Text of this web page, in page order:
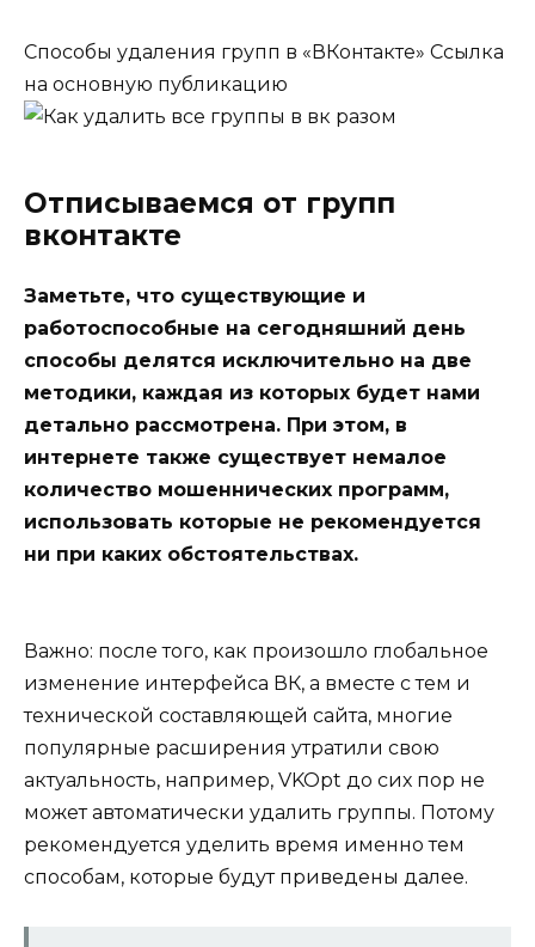
Способы удаления групп в «ВКонтакте» Ссылка
на основную публикацию
Отписываемся от групп
вконтакте
Заметьте, что существующие и
работоспособные на сегодняшний день
способы делятся исключительно на две
методики, каждая из которых будет нами
детально рассмотрена. При этом, в
интернете также существует немалое
количество мошеннических программ,
использовать которые не рекомендуется
ни при каких обстоятельствах.
Важно: после того, как произошло глобальное
изменение интерфейса ВК, а вместе с тем и
технической составляющей сайта, многие
популярные расширения утратили свою
актуальность, например, VKOpt до сих пор не
может автоматически удалить группы. Потому
рекомендуется уделить время именно тем
способам, которые будут приведены далее.